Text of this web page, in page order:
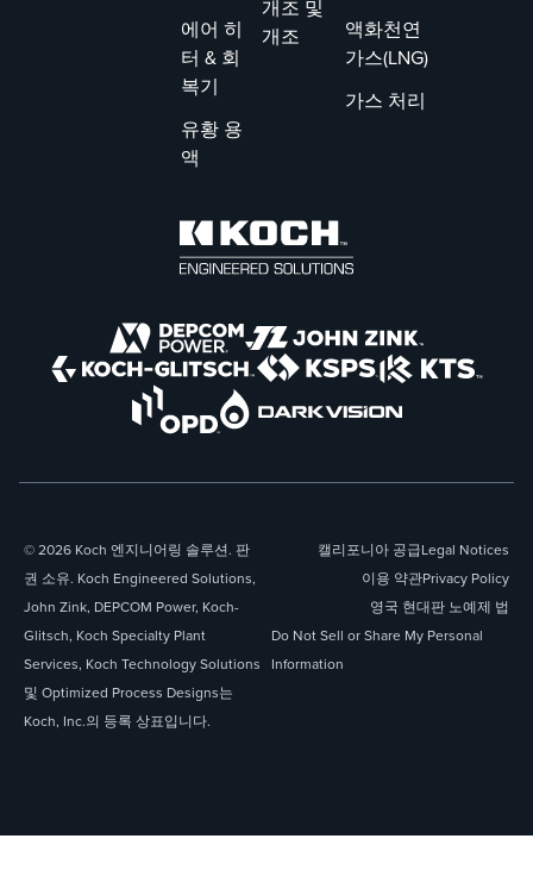
에어 히
터 & 회
복기
유황 용
액
개조 및
개조
액화천연
가스(LNG)
가스 처리
© 2026 Koch 엔지니어링 솔루션. 판
권 소유. Koch Engineered Solutions,
John Zink, DEPCOM Power, Koch-
Glitsch, Koch Specialty Plant
Services, Koch Technology Solutions
및 Optimized Process Designs는
Koch, Inc.의 등록 상표입니다.
캘리포니아 공급Legal Notices
이용 약관Privacy Policy
영국 현대판 노예제 법
Do Not Sell or Share My Personal
Information